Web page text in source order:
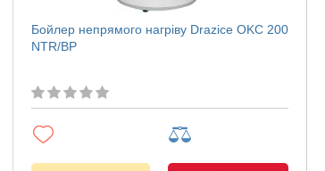
Бойлер непрямого нагріву Drazice OKC 200
NTR/BP